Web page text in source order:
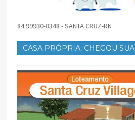
84 99930-0348 - SANTA CRUZ-RN
CASA PRÓPRIA: CHEGOU